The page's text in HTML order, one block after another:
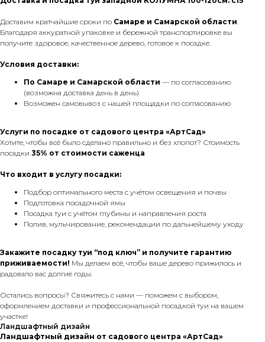
Доставим кратчайшие сроки по Самаре и Самарской области.
Благодаря аккуратной упаковке и бережной транспортировке вы
получите здоровое, качественное дерево, готовое к посадке.
Условия доставки:
По Самаре и Самарской области — по согласованию
(возможна доставка день в день)
Возможен самовывоз с нашей площадки по согласованию
Услуги по посадке от садового центра «АртСад»
Хотите, чтобы всё было сделано правильно и без хлопот? Стоимость
посадки 35% от стоимости саженца
Что входит в услугу посадки:
Подбор оптимального места с учётом освещения и почвы
Подготовка посадочной ямы
Посадка туи с учётом глубины и направления роста
Полив, мульчирование, рекомендации по дальнейшему уходу
Закажите посадку туи “под ключ” и получите гарантию
приживаемости! Мы делаем всё, чтобы ваше дерево прижилось и
радовало вас долгие годы.
Остались вопросы? Свяжитесь с нами — поможем с выбором,
оформлением доставки и профессиональной посадкой туи на вашем
участке!
Ландшафтный дизайн
Ландшафтный дизайн от садового центра «АртСад»